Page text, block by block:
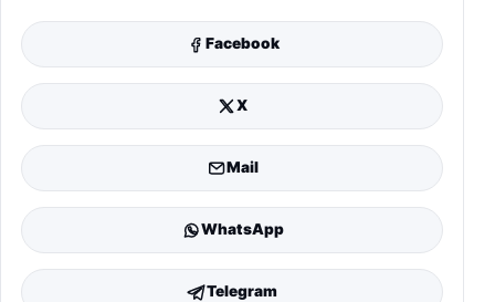
Facebook
X
Mail
WhatsApp
Telegram